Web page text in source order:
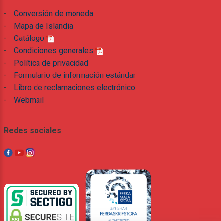
-
Conversión de moneda
-
Mapa de Islandia
-
Catálogo
-
Condiciones generales
-
Política de privacidad
-
Formulario de información estándar
-
Libro de reclamaciones electrónico
-
Webmail
Redes sociales